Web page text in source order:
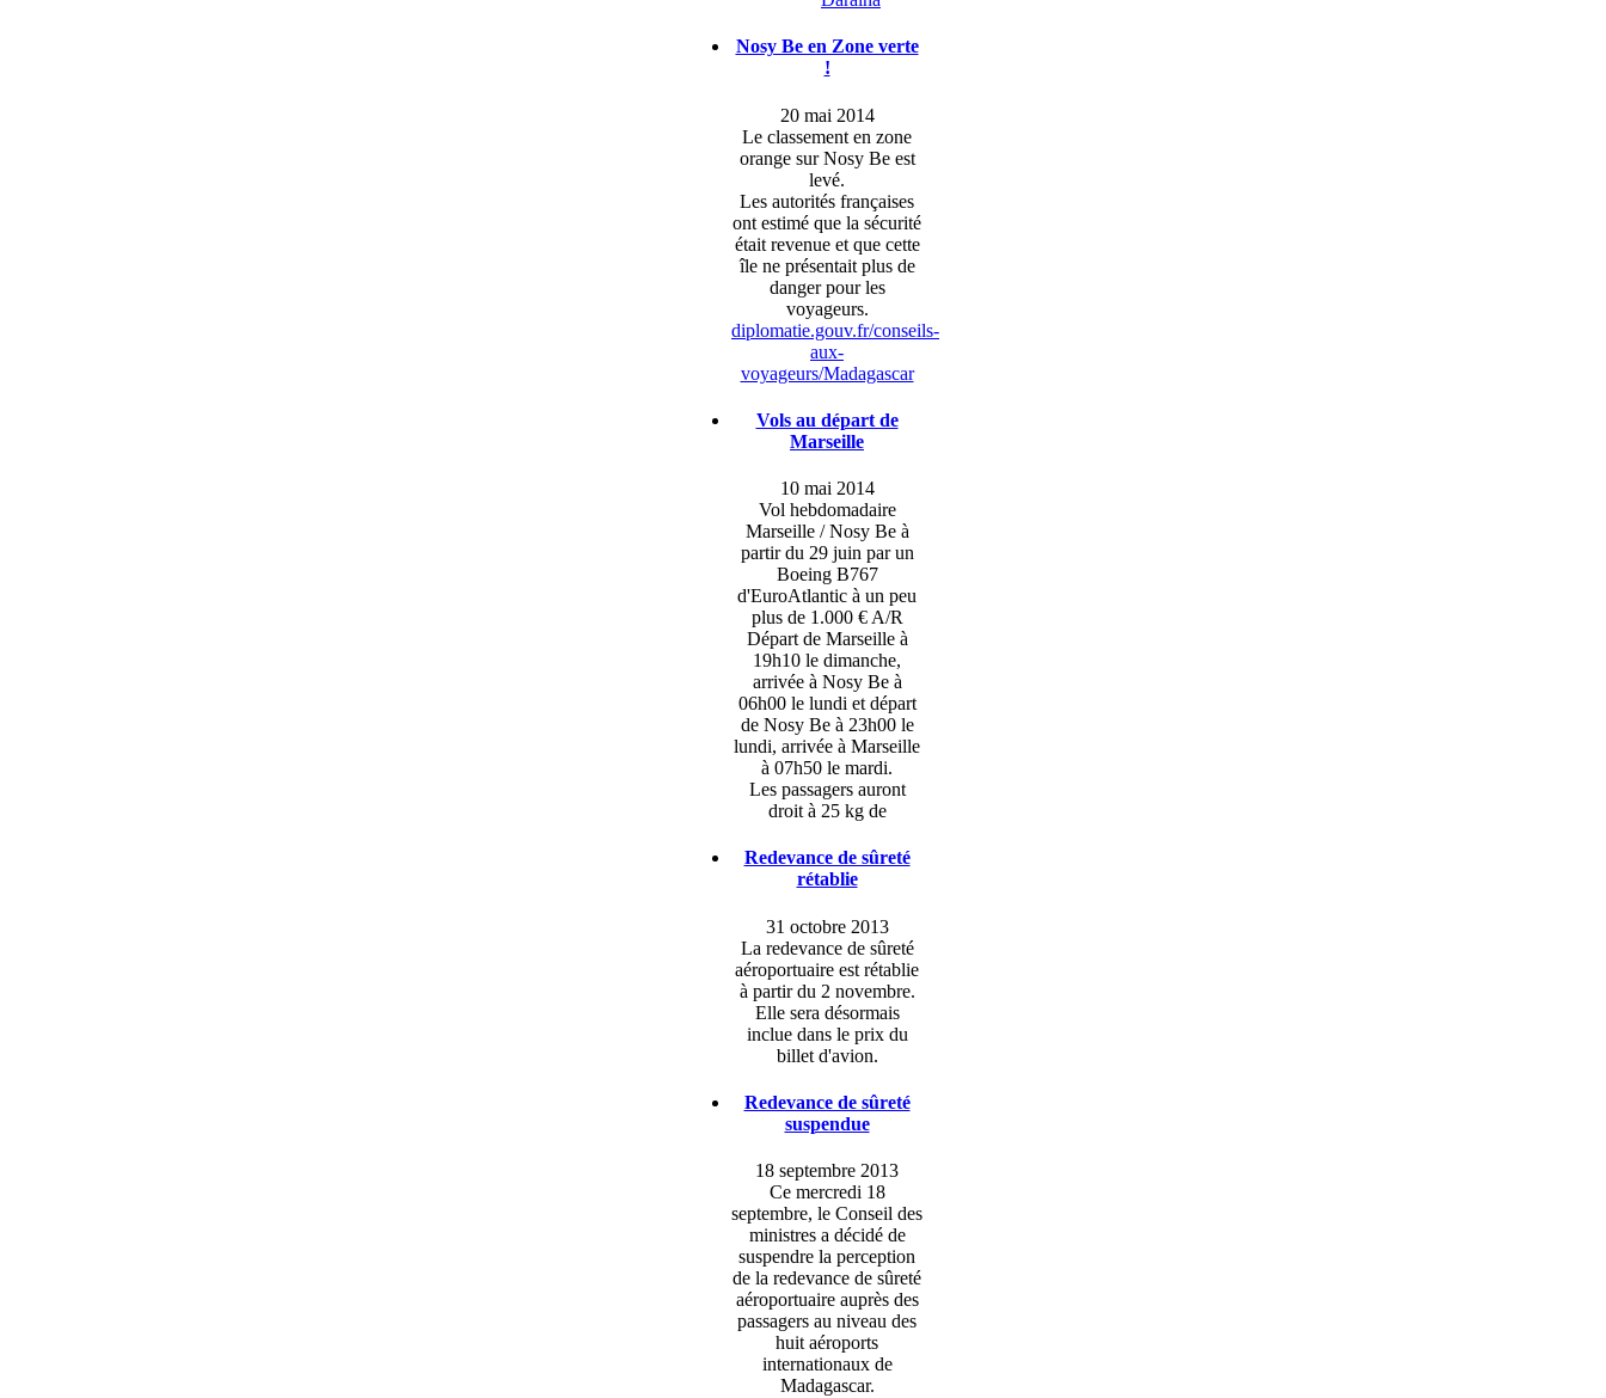
Nosy Be en Zone verte
!
20 mai 2014
Le classement en zone
orange sur Nosy Be est
levé.
Les autorités françaises
ont estimé que la sécurité
était revenue et que cette
île ne présentait plus de
danger pour les
voyageurs.
diplomatie.gouv.fr/conseils-
aux-
voyageurs/Madagascar
Vols au départ de
Marseille
10 mai 2014
Vol hebdomadaire
Marseille / Nosy Be à
partir du 29 juin par un
Boeing B767
d'EuroAtlantic à un peu
plus de 1.000 € A/R
Départ de Marseille à
19h10 le dimanche,
arrivée à Nosy Be à
06h00 le lundi et départ
de Nosy Be à 23h00 le
lundi, arrivée à Marseille
à 07h50 le mardi.
Les passagers auront
droit à 25 kg de
Redevance de sûreté
rétablie
31 octobre 2013
La redevance de sûreté
aéroportuaire est rétablie
à partir du 2 novembre.
Elle sera désormais
inclue dans le prix du
billet d'avion.
Redevance de sûreté
suspendue
18 septembre 2013
Ce mercredi 18
septembre, le Conseil des
ministres a décidé de
suspendre la perception
de la redevance de sûreté
aéroportuaire auprès des
passagers au niveau des
huit aéroports
internationaux de
Madagascar.